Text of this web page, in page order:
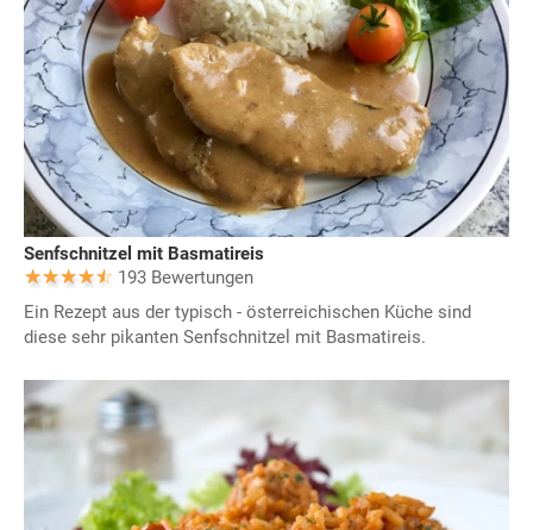
Senfschnitzel mit Basmatireis
193 Bewertungen
Ein Rezept aus der typisch - österreichischen Küche sind
diese sehr pikanten Senfschnitzel mit Basmatireis.